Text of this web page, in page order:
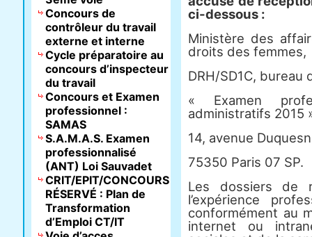
ci-dessous :
Ministère des
droits des femmes,
DRH/SD1C,
« Examen
administratifs 2015
14, avenue
75350 Paris 07 SP.
Les dossiers de
l’expérience
conformément au
internet ou
Concours de
contrôleur du travail
externe et interne
Cycle préparatoire au
concours d’inspecteur
du travail
Concours et Examen
professionnel :
SAMAS
S.A.M.A.S. Examen
professionnalisé
(ANT) Loi Sauvadet
CRIT/EPIT/CONCOURS
RÉSERVÉ : Plan de
Transformation
d’Emploi CT/IT